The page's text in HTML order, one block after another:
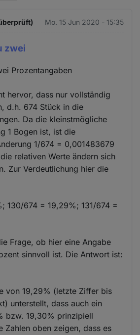
Mo. 15 Jun 2020 - 15:35
zwei
Prozentangaben
hervor, dass nur vollständig
d.h. 674 Stück in die
Da die kleinstmögliche
1 Bogen ist, ist die
1/674 = 0,001483679
relativen Werte ändern sich
Zur Verdeutlichung hier die
130/674 = 19,29%; 131/674 =
Frage, ob hier eine Angabe
sinnvoll ist. Die Antwort ist:
von 19,29% (letzte Ziffer bis
unterstellt, dass auch ein
bzw. 19,30% prinzipiell
Zahlen oben zeigen, dass es